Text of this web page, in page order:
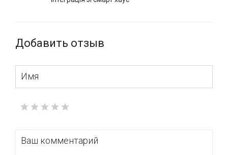
Добавить отзыв